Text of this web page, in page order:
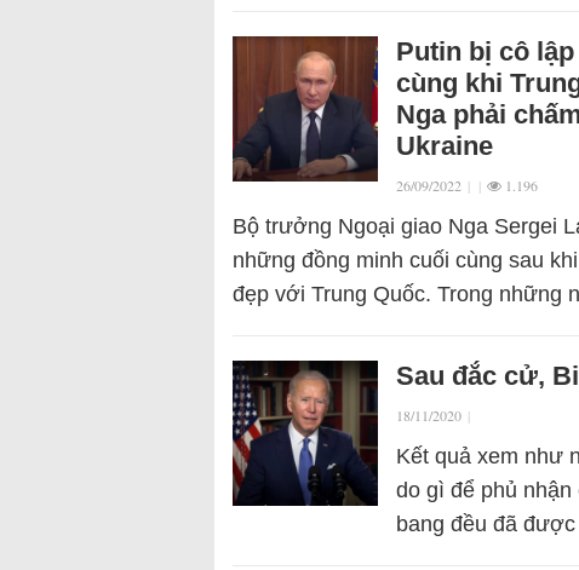
Putin bị cô
cùng khi
Nga phải
Ukraine
26/09/2022 | | 1.196
Bộ trưởng Ngoại giao Nga Sergei
những đồng minh cuối cùng sau
đẹp với Trung Quốc. Trong những
Sau đắc cử,
18/11/2020 |
Kết quả xem như
do gì để phủ
bang đều đã